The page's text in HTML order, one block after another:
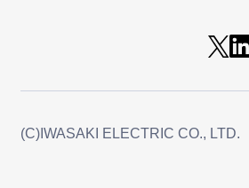
(C)IWASAKI ELECTRIC CO., LTD.